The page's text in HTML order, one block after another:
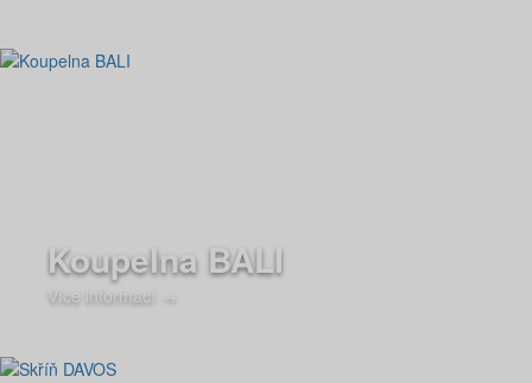
Koupelna BALI
Více informací →